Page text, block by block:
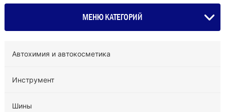
МЕНЮ КАТЕГОРИЙ
Автохимия и автокосметика
Инструмент
Шины